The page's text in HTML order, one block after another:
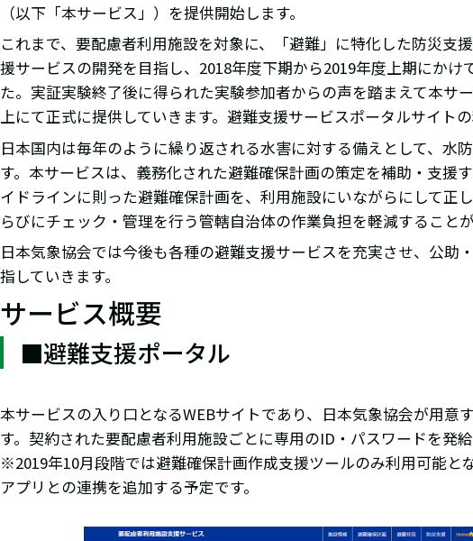
（以下「本サービス」）を提供開始します。
これまで、要配慮者利用施設を対象に、「避難」に特化した防災
援サービスの開発を目指し、2018年度下期から2019年度上期にか
た。実証実験終了後に得られた実験参加者からの声を踏まえて本
上にて正式に提供していきます。避難支援サービスポータルサイ
日本国内は毎年のように繰り返される水害に対する備えとして、
す。本サービスは、義務化された避難確保計画の策定を補助・支援
イドラインに則った避難確保計画を、利用施設にいながらにして
らびにチェック・管理を行う管轄自治体の作業負担を軽減するこ
日本気象協会では今後も各種の避難支援サービスを充実させ、公
指していきます。
サービス概要
■避難支援ポータル
本サービスの入り口となるWEBサイトであり、日本気象協会が用
す。契約された要配慮者利用施設ごとに専用のID・パスワードを発
※2019年10月段階では避難確保計画作成支援ツールのみ利用可能
アプリとの連携を追加する予定です。